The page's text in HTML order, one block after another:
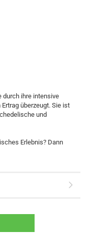
durch ihre intensive
überzeugt. Sie ist
und
Erlebnis? Dann